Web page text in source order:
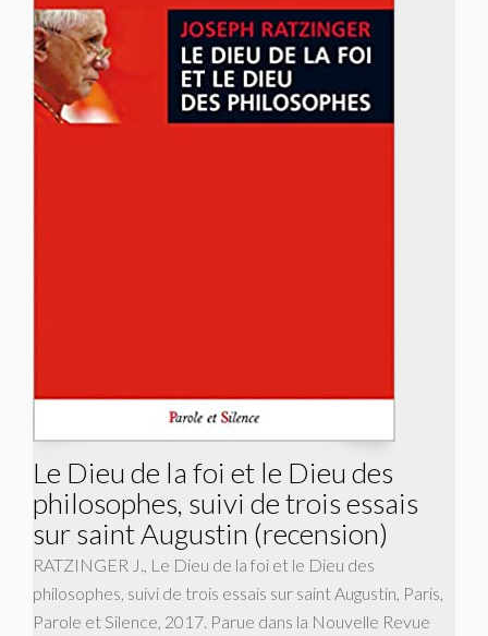
Le Dieu de la foi et le Dieu des
philosophes, suivi de trois essais
sur saint Augustin (recension)
RATZINGER J., Le Dieu de la foi et le Dieu des
philosophes, suivi de trois essais sur saint Augustin, Paris,
Parole et Silence, 2017. Parue dans la Nouvelle Revue